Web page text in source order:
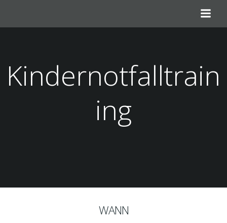
springen
Kindernotfalltrain
ing
WANN